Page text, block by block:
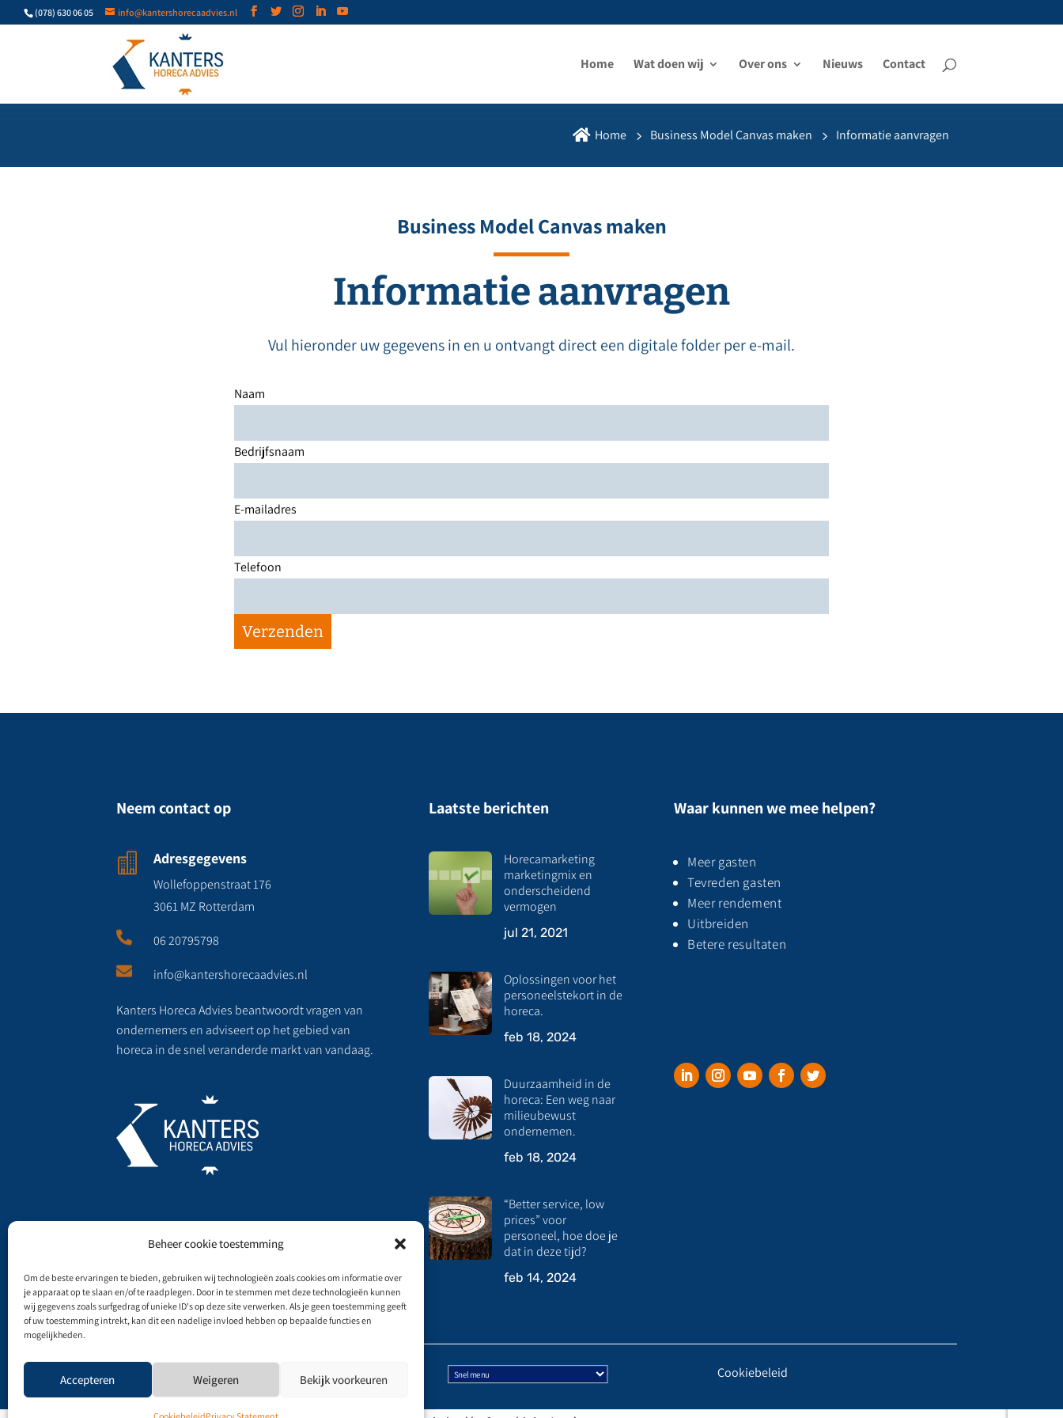
Beheer cookie toestemming
Om de beste ervaringen te bieden, gebruiken wij technologieën zoals cookies om informatie over
je apparaat op te slaan en/of te raadplegen. Door in te stemmen met deze technologieën kunnen
wij gegevens zoals surfgedrag of unieke ID's op deze site verwerken. Als je geen toestemming geeft
of uw toestemming intrekt, kan dit een nadelige invloed hebben op bepaalde functies en
mogelijkheden.
Accepteren Weigeren Bekijk voorkeuren
(078) 630 06 05 info@kantershorecaadvies.nl
Home Wat doen wij Over ons Nieuws Contact
 Home Business Model Canvas maken Informatie aanvragen
Business Model Canvas maken
Informatie aanvragen
Vul hieronder uw gegevens in en u ontvangt direct een digitale folder per e-mail.
Naam
Bedrijfsnaam
E-mailadres
Telefoon
Neem contact op
 Adresgegevens
Wollefoppenstraat 176
3061 MZ Rotterdam

06 20795798

info@kantershorecaadvies.nl
Kanters Horeca Advies beantwoordt vragen van
ondernemers en adviseert op het gebied van
horeca in de snel veranderde markt van vandaag.
Laatste berichten
Horecamarketing
marketingmix en
onderscheidend
vermogen
jul 21, 2021
Oplossingen voor het
personeelstekort in de
horeca.
feb 18, 2024
Duurzaamheid in de
horeca: Een weg naar
milieubewust
ondernemen.
feb 18, 2024
“Better service, low
prices” voor
personeel, hoe doe je
dat in deze tijd?
feb 14, 2024
Waar kunnen we mee helpen?
Meer gasten
Tevreden gasten
Meer rendement
Uitbreiden
Betere resultaten
Privacybeleid & Algemene voorwaarden Cookiebeleid